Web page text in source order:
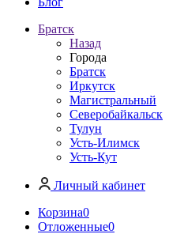
Братск
Назад
Города
Братск
Иркутск
Магистральный
Северобайкальск
Тулун
Усть-Илимск
Усть-Кут
Личный кабинет
Корзина0
Отложенные0